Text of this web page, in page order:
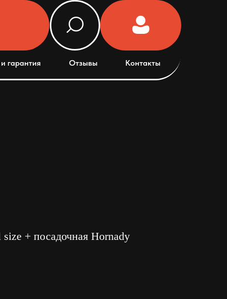
гарантия Отзывы Контакты
+ посадочная Hornady